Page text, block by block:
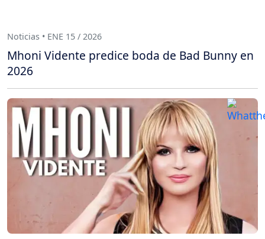
Noticias • ENE 15 / 2026
Mhoni Vidente predice boda de Bad Bunny en
2026